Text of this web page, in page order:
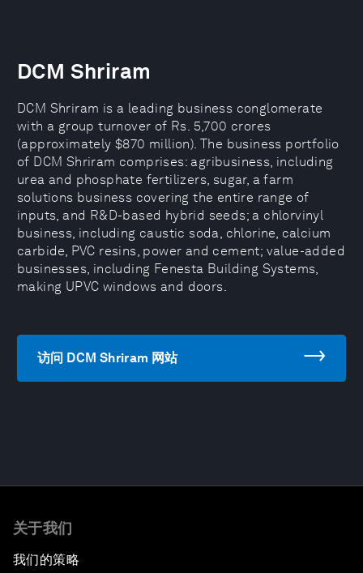
DCM Shriram
DCM Shriram is a leading business conglomerate
with a group turnover of Rs. 5,700 crores
(approximately $870 million). The business portfolio
of DCM Shriram comprises: agribusiness, including
urea and phosphate fertilizers, sugar, a farm
solutions business covering the entire range of
inputs, and R&D-based hybrid seeds; a chlorvinyl
business, including caustic soda, chlorine, calcium
carbide, PVC resins, power and cement; value-added
businesses, including Fenesta Building Systems,
making UPVC windows and doors.
访问 DCM Shriram 网站
关于我们
我们的策略